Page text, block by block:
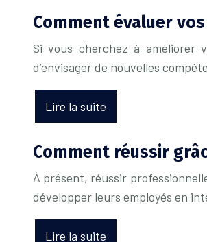
Comment évaluer
Si vous cherchez à améliorer
d’envisager de nouvelles
Lire la suite
Comment réussir
À présent, réussir
développer leurs employés en
Lire la suite